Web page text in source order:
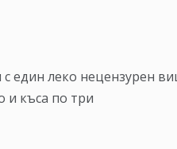
един леко нецензурен
и къса по три